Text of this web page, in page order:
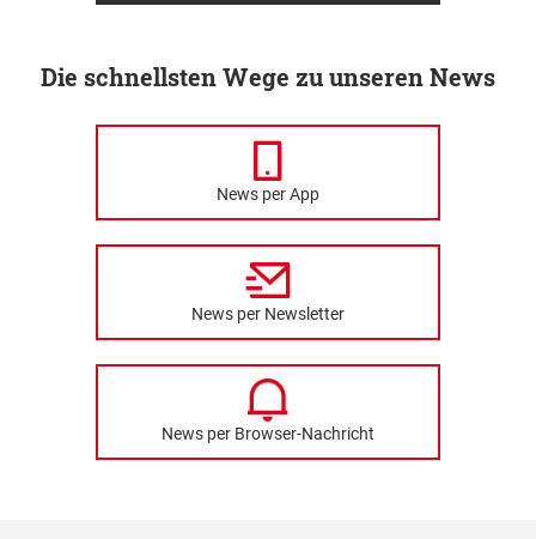
Die schnellsten Wege zu unseren News
News per App
News per Newsletter
News per Browser-Nachricht